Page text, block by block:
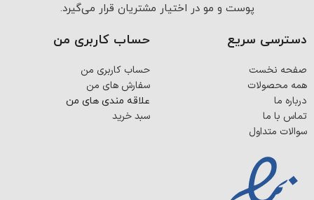
پوست و مو در اختیار مشتریان قرار می‌گیرد.
دسترسی سریع
صفحه نخست
همه محصولات
درباره ما
تماس با ما
سوالات متداول
حساب کاربری من
حساب کاربری من
سفارش های من
علاقه مندی های من
سبد خرید